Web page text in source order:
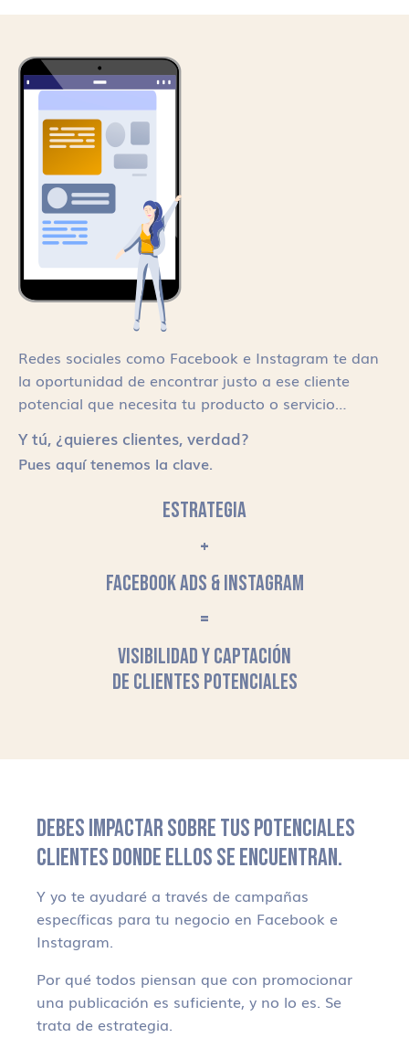
Redes sociales como Facebook e Instagram te dan
la oportunidad de encontrar justo a ese cliente
potencial que necesita tu producto o servicio…
Y tú, ¿quieres clientes, verdad?
Pues aquí tenemos la clave.
ESTRATEGIA
+
FACEBOOK ADS & INSTAGRAM
=
VISIBILIDAD Y CAPTACIÓN
DE CLIENTES POTENCIALES
DEBES IMPACTAR SOBRE TUS POTENCIALES
CLIENTES DONDE ELLOS SE ENCUENTRAN.
Y yo te ayudaré a través de campañas
específicas para tu negocio en Facebook e
Instagram.
Por qué todos piensan que con promocionar
una publicación es suficiente, y no lo es. Se
trata de estrategia.